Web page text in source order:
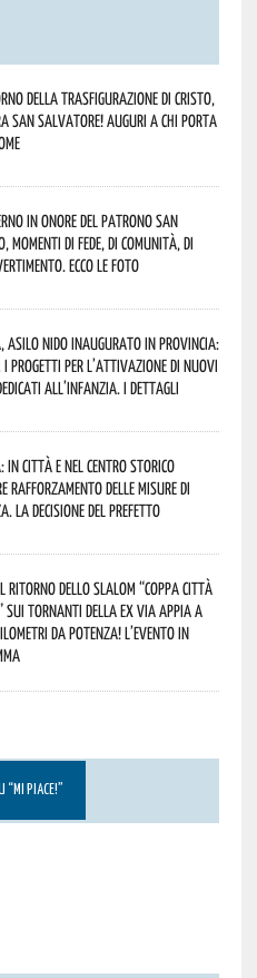
della Trasfigurazione di Cristo,
San Salvatore! Auguri a chi porta
in onore del Patrono San
momenti di fede, di comunità, di
Ecco le foto
asilo nido inaugurato in provincia:
i progetti per l’attivazione di nuovi
all’infanzia. I dettagli
in città e nel centro storico
rafforzamento delle misure di
La decisione del Prefetto
ritorno dello slalom “Coppa Città
sui tornanti della ex via Appia a
da Potenza! L’evento in
“MI PIACE!”